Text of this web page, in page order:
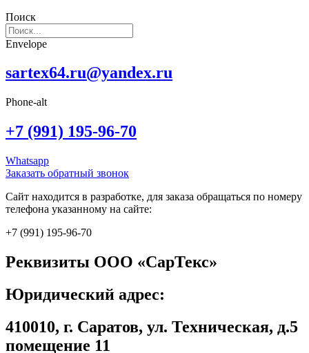
Поиск
Envelope
sartex64.ru@yandex.ru
Phone-alt
+7 (991) 195-96-70
Whatsapp
Заказать обратный звонок
Сайт находится в разработке, для заказа обращаться по номеру
телефона указанному на сайте:
+7 (991) 195-96-70
Реквизиты ООО «СарТекс»
Юридический адрес:
410010, г. Саратов, ул. Техническая, д.5
помещение 11